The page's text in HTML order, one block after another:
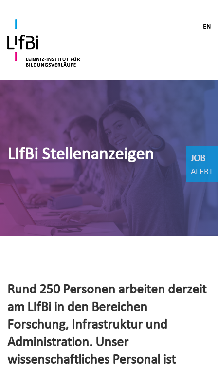
EN
LIfBi Stellenanzeigen
Rund 250 Personen arbeiten derzeit
am LIfBi in den Bereichen
Forschung, Infrastruktur und
Administration. Unser
wissenschaftliches Personal ist
JOB
ALERT